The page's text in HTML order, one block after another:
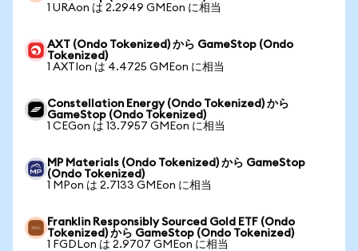
1 URAon は 2.2949 GMEon に相当
AXT (Ondo Tokenized) から GameStop (Ondo
Tokenized)
1 AXTIon は 4.4725 GMEon に相当
Constellation Energy (Ondo Tokenized) から
GameStop (Ondo Tokenized)
1 CEGon は 13.7957 GMEon に相当
MP Materials (Ondo Tokenized) から GameStop
(Ondo Tokenized)
1 MPon は 2.7133 GMEon に相当
Franklin Responsibly Sourced Gold ETF (Ondo
Tokenized) から GameStop (Ondo Tokenized)
1 FGDLon は 2.9707 GMEon に相当